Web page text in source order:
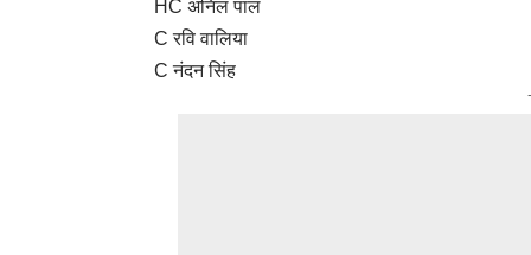
HC अनिल पाल
C रवि वालिया
C नंदन सिंह